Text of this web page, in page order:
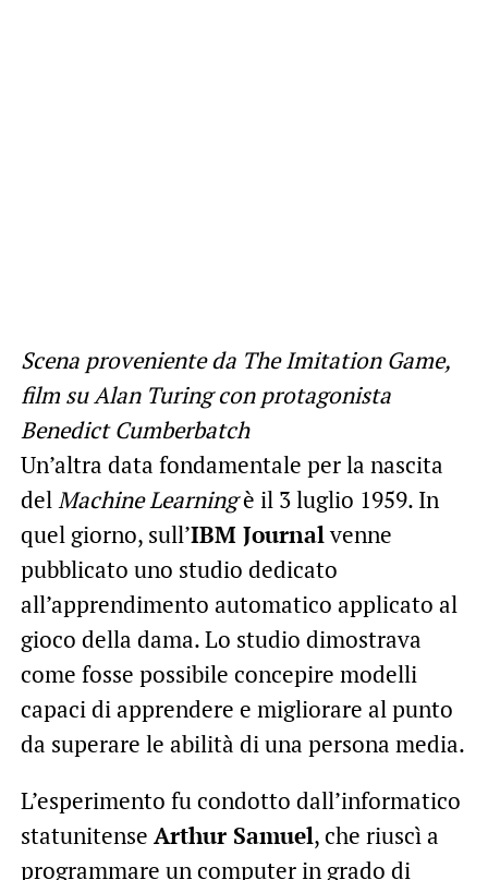
Scena proveniente da The Imitation Game,
film su Alan Turing con protagonista
Benedict Cumberbatch
Un’altra data fondamentale per la nascita
delMachine Learningè il 3 luglio 1959. In
quel giorno, sull’IBM Journalvenne
pubblicato uno studio dedicato
all’apprendimento automatico applicato al
gioco della dama. Lo studio dimostrava
come fosse possibile concepire modelli
capaci di apprendere e migliorare al punto
da superare le abilità di una persona media.
L’esperimento fu condotto dall’informatico
statunitense Arthur Samuel, che riuscì a
programmare un computer in grado di